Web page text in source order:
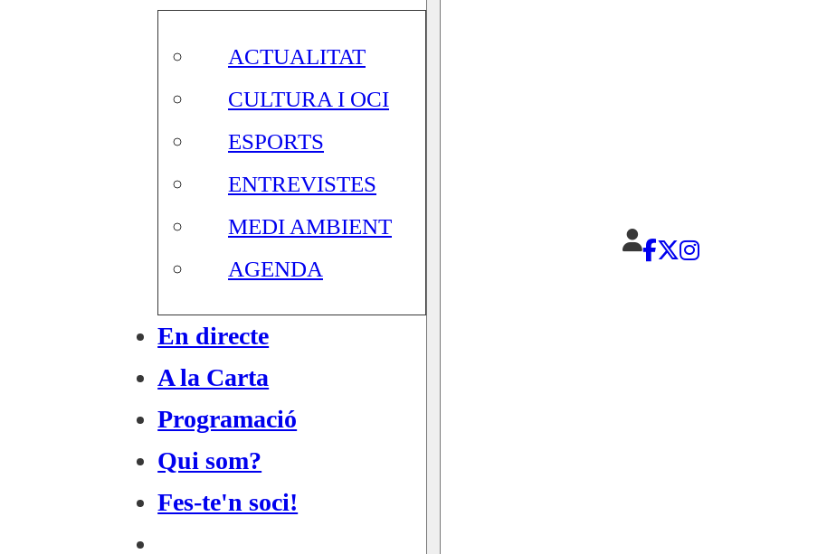
ACTUALITAT
CULTURA I OCI
ESPORTS
ENTREVISTES
MEDI AMBIENT
AGENDA
En directe
A la Carta
Programació
Qui som?
Fes-te'n soci!